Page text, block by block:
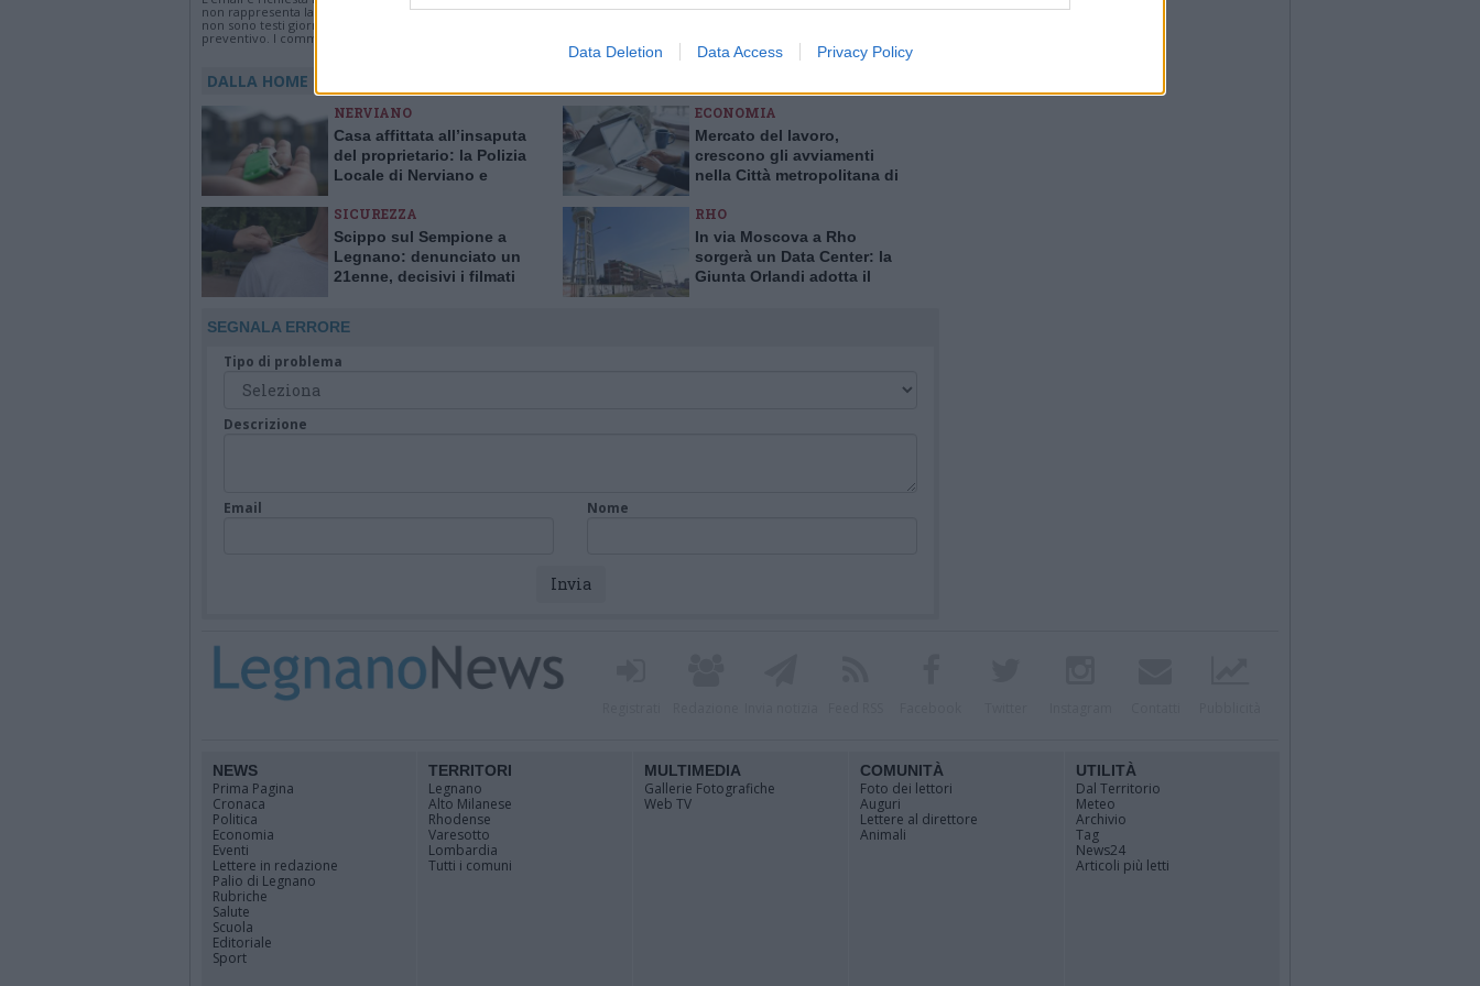
Data Deletion Data Access Privacy Policy
non rappresenta la linea editoriale di VareseNews.it, che rimane autonoma e indipendente. I messaggi inclusi nei commenti
non sono testi giornalistici, ma post inviati dai singoli lettori che possono essere automaticamente pubblicati senza filtro
preventivo. I commenti che includano uno o più link a siti esterni verranno rimossi in automatico dal sistema.
DALLA HOME
NERVIANO
Casa affittata all’insaputa
del proprietario: la Polizia
Locale di Nerviano e
ECONOMIA
Mercato del lavoro,
crescono gli avviamenti
nella Città metropolitana di
SICUREZZA
Scippo sul Sempione a
Legnano: denunciato un
21enne, decisivi i filmati
RHO
In via Moscova a Rho
sorgerà un Data Center: la
Giunta Orlandi adotta il
SEGNALA ERRORE
Tipo di problema
Descrizione
Email Nome
NEWS
Prima Pagina
Cronaca
Politica
Economia
Eventi
Lettere in redazione
Palio di Legnano
Rubriche
Salute
Scuola
Editoriale
Sport
TERRITORI
Legnano
Alto Milanese
Rhodense
Varesotto
Lombardia
Tutti i comuni
MULTIMEDIA
Gallerie Fotografiche
Web TV
COMUNITÀ
Foto dei lettori
Auguri
Lettere al direttore
Animali
UTILITÀ
Dal Territorio
Meteo
Archivio
Tag
News24
Articoli più letti